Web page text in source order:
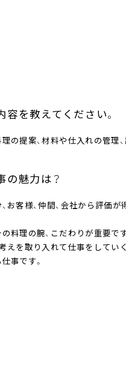
容を教えてください。
の提案、材料や仕入れの管理
の魅力は？
お客様、仲間、会社から評価が
料理の腕、こだわりが重要で
えを取り入れて仕事をしてい
事です。